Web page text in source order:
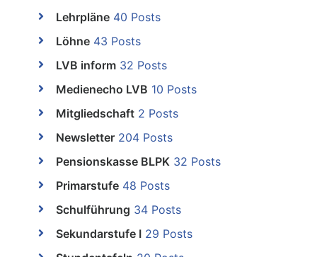
Lehrpläne 40 Posts
Löhne 43 Posts
LVB inform 32 Posts
Medienecho LVB 10 Posts
Mitgliedschaft 2 Posts
Newsletter 204 Posts
Pensionskasse BLPK 32 Posts
Primarstufe 48 Posts
Schulführung 34 Posts
Sekundarstufe I 29 Posts